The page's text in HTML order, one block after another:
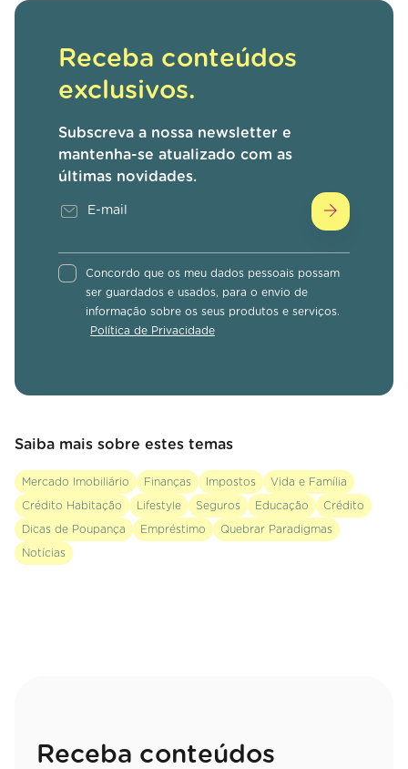
Receba conteúdos
exclusivos.
Subscreva a nossa newsletter e
mantenha-se atualizado com as
últimas novidades.
Concordo que os meu dados pessoais possam
ser guardados e usados, para o envio de
informação sobre os seus produtos e serviços.
Política de Privacidade
Saiba mais sobre estes temas
Mercado Imobiliário Finanças Impostos Vida e Família
Crédito Habitação Lifestyle Seguros Educação Crédito
Dicas de Poupança Empréstimo Quebrar Paradigmas
Notícias
Receba conteúdos